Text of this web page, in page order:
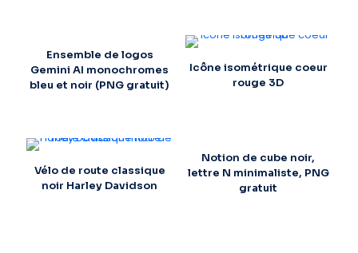
Ensemble de logos
Gemini AI monochromes
bleu et noir (PNG gratuit)
Icône isométrique coeur
rouge 3D
Vélo de route classique
noir Harley Davidson
Notion de cube noir,
lettre N minimaliste, PNG
gratuit